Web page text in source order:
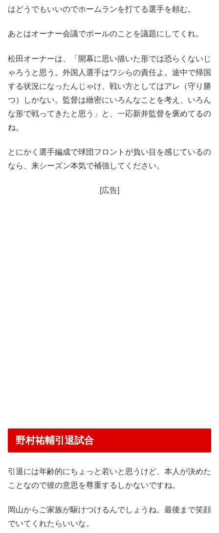
はどうでもいいのでホームランを打てる選手を頼む。
あとはオーナー会議でボールのことを議題にしてくれ。
松田オーナーは、「開幕に思い描いた形では恐らくないじ
ゃろうと思う。外国人選手はワシらの責任よ。途中で帰国
する状況になったんじゃけ、戦い方としてはアレ（守り勝
つ）しかない。監督は緻密にいろんなことを考え、いろん
な形で戦ってきたと思う」と、一応新井監督を褒めてるの
ね。
とにかく選手編成で球団フロントが負い目を感じているの
なら、来シーズン本気で補強してください。
[広告]
野村祐輔引退試合
引退には年齢的にちょっと若いと思うけど、本人が決めた
ことなので彼の意思を尊重するしかないですね。
岡山からご家族が駆けつけるんでしょうね。最後まで笑顔
でいてくれたらいいな。